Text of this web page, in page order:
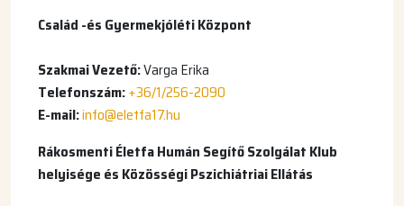
Család -és Gyermekjóléti Központ
Szakmai Vezető:Varga Erika
Telefonszám:+36/1/256-2090
E-mail:info@eletfa17.hu
Rákosmenti Életfa Humán Segítő Szolgálat Klub
helyisége és Közösségi Pszichiátriai Ellátás